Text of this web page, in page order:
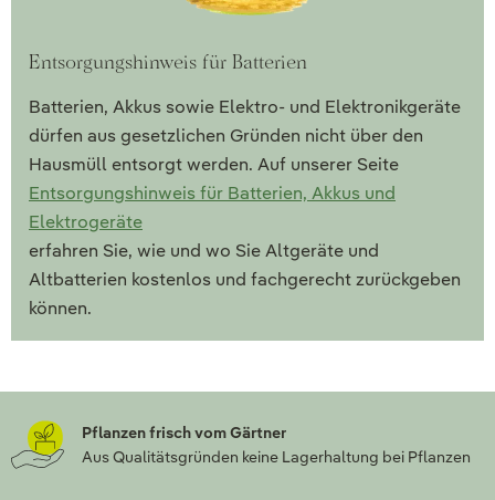
Entsorgungshinweis für Batterien
Batterien, Akkus sowie Elektro- und Elektronikgeräte
dürfen aus gesetzlichen Gründen nicht über den
Hausmüll entsorgt werden. Auf unserer Seite
Entsorgungshinweis für Batterien, Akkus und
Elektrogeräte
erfahren Sie, wie und wo Sie Altgeräte und
Altbatterien kostenlos und fachgerecht zurückgeben
können.
Pflanzen frisch vom Gärtner
Aus Qualitätsgründen keine Lagerhaltung bei Pflanzen